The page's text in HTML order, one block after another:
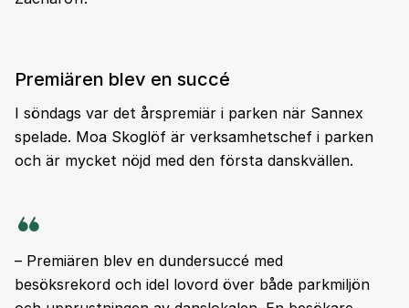
Premiären blev en succé
I söndags var det årspremiär i parken när Sannex
spelade. Moa Skoglöf är verksamhetschef i parken
och är mycket nöjd med den första danskvällen.
– Premiären blev en dundersuccé med
besöksrekord och idel lovord över både parkmiljön